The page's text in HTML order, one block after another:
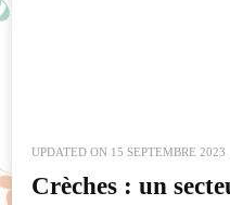
UPDATED ON 15 SEPTEMBRE 2023
Crèches : un